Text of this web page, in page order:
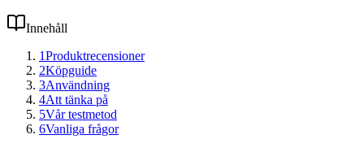
Innehåll
1Produktrecensioner
2Köpguide
3Användning
4Att tänka på
5Vår testmetod
6Vanliga frågor